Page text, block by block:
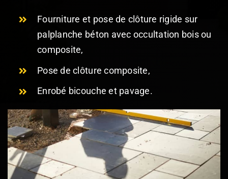
Fourniture et pose de clôture rigide sur
palplanche béton avec occultation bois ou
composite,
Pose de clôture composite,
Enrobé bicouche et pavage.